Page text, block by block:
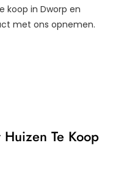
koop in Dworp en
met ons opnemen.
Te Koop